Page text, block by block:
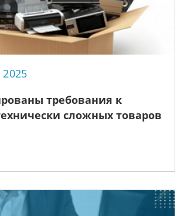
2025
требования к
сложных товаров